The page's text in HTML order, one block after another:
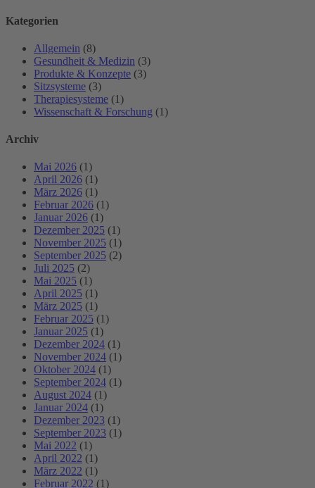
Kategorien
Allgemein (8)
Gesundheit & Medizin (3)
Produkte & Konzepte (3)
Sitzsysteme (3)
Therapiesysteme (1)
Wissenschaft & Forschung (1)
Archiv
Mai 2026 (1)
April 2026 (1)
März 2026 (1)
Februar 2026 (1)
Januar 2026 (1)
Dezember 2025 (1)
November 2025 (1)
September 2025 (2)
Juli 2025 (2)
Mai 2025 (1)
April 2025 (1)
März 2025 (1)
Februar 2025 (1)
Januar 2025 (1)
Dezember 2024 (1)
November 2024 (1)
Oktober 2024 (1)
September 2024 (1)
August 2024 (1)
Januar 2024 (1)
Dezember 2023 (1)
September 2023 (1)
Mai 2022 (1)
April 2022 (1)
März 2022 (1)
Februar 2022 (1)